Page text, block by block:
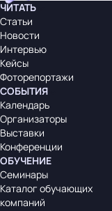
ЧИТАТЬ
Статьи
Новости
Интервью
Кейсы
Фоторепортажи
СОБЫТИЯ
Календарь
Организаторы
Выставки
Конференции
ОБУЧЕНИЕ
Семинары
Каталог обучающих
компаний